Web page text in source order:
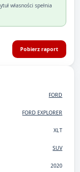
własności spełnia
Pobierz raport
FORD
FORD EXPLORER
XLT
SUV
2020